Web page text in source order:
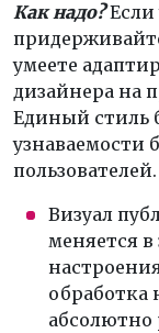
Как надо?Если
умеете
дизайнера на
Единый стиль
узнаваемости
пользователей.
Визуал
меняется
обработка
абсолютно